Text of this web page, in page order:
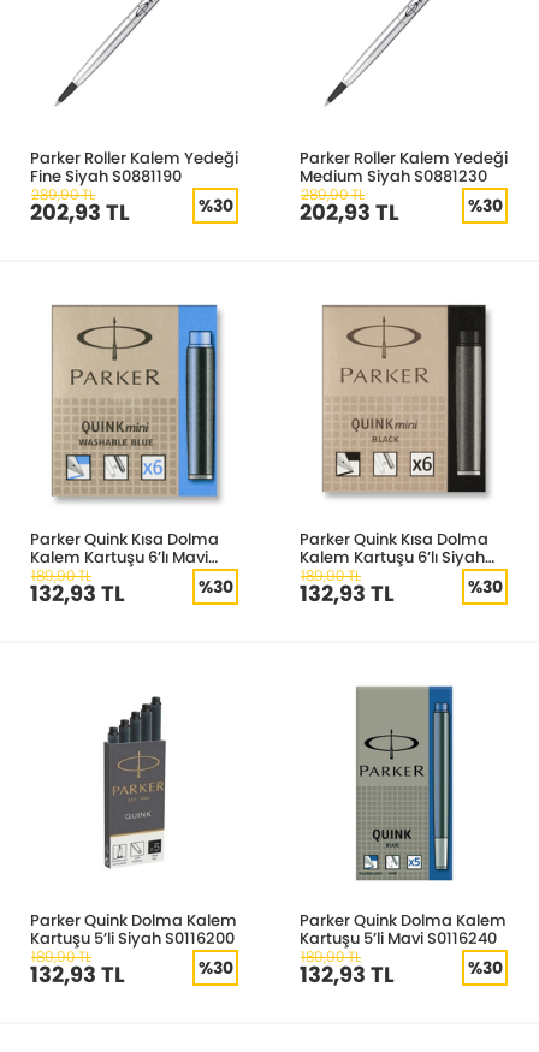
Parker Roller Kalem Yedeği
Fine Siyah S0881190
289,90 TL
202,93 TL %30
Parker Roller Kalem Yedeği
Medium Siyah S0881230
289,90 TL
202,93 TL %30
Parker Quink Kısa Dolma
Kalem Kartuşu 6’lı Mavi
S0767240
189,90 TL
132,93 TL %30
Parker Quink Kısa Dolma
Kalem Kartuşu 6’lı Siyah
S0767220
189,90 TL
132,93 TL %30
Parker Quink Dolma Kalem
Kartuşu 5’li Siyah S0116200
189,90 TL
132,93 TL %30
Parker Quink Dolma Kalem
Kartuşu 5’li Mavi S0116240
189,90 TL
132,93 TL %30